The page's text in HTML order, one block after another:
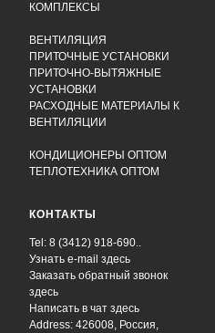
КОМПЛЕКСЫ
ВЕНТИЛЯЦИЯ
ПРИТОЧНЫЕ УСТАНОВКИ
ПРИТОЧНО-ВЫТЯЖНЫЕ
УСТАНОВКИ
РАСХОДНЫЕ МАТЕРИАЛЫ К
ВЕНТИЛЯЦИИ
КОНДИЦИОНЕРЫ ОПТОМ
ТЕПЛОТЕХНИКА ОПТОМ
КОНТАКТЫ
Tel: 8 (3412) 918-690..
Узнать e-mail здесь
Заказать обратный звонок
здесь
Написать в чат здесь
Address: 426008, Россия,